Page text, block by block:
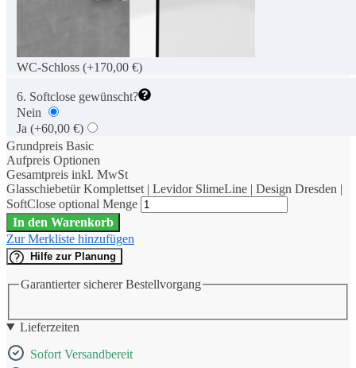
WC-Schloss (+170,00 €)
6. Softclose gewünscht?
Nein
Ja (+60,00 €)
Grundpreis Basic
Aufpreis Optionen
Gesamtpreis inkl. MwSt
Glasschiebetür Komplettset | Levidor SlimeLine | Design Dresden |
SoftClose optional Menge
In den Warenkorb
Zur Merkliste hinzufügen
Hilfe zur Planung
Garantierter sicherer Bestellvorgang
Lieferzeiten
Sofort Versandbereit